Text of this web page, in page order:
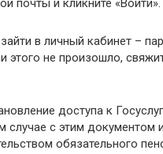
почты и кликните «Войти».
в личный кабинет –
этого не произошло,
доступа к
случае с этим документом и
обязательного